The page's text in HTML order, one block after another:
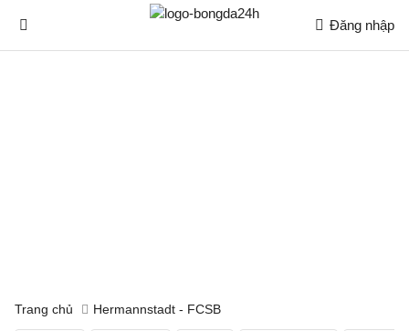
Đăng nhập
Trang chủ Hermannstadt - FCSB